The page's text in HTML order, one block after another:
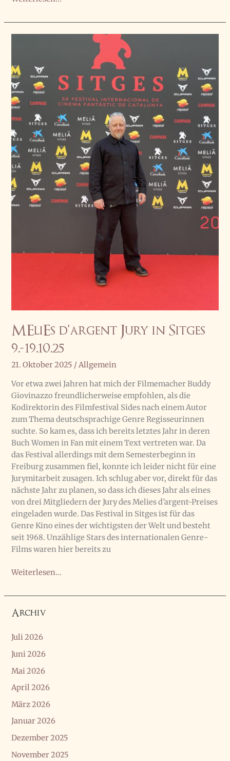
Thema
Gaze
MEliEs d’argent Jury in Sitges
9.-19.10.25
21. Oktober 2025 /Allgemein
Vor etwa zwei Jahren hat mich der Filmemacher Buddy
Giovinazzo freundlicherweise empfohlen, als die
Kodirektorin des Filmfestival Sides nach einem Autor
zum Thema deutschsprachige Genre Regisseurinnen
suchte. So kam es, dass ich bereits letztes Jahr in deren
Buch Women in Fan mit einem Text vertreten war. Da
das Festival allerdings mit dem Semesterbeginn in
Freiburg zusammen fiel, konnte ich leider nicht für eine
Jurymitarbeit zusagen. Ich schlug aber vor, direkt für das
nächste Jahr zu planen, so dass ich dieses Jahr als eines
von drei Mitgliedern der Jury des Melies d’argent-Preises
eingeladen wurde. Das Festival in Sitges ist für das
Genre Kino eines der wichtigsten der Welt und besteht
seit 1968. Unzählige Stars des internationalen Genre-
Films waren hier bereits zu
MEliEs
Jury
in
Sitges
Weiterlesen...
Archiv
Juli 2026
Juni 2026
Mai 2026
April 2026
März 2026
Januar 2026
Dezember 2025
November 2025